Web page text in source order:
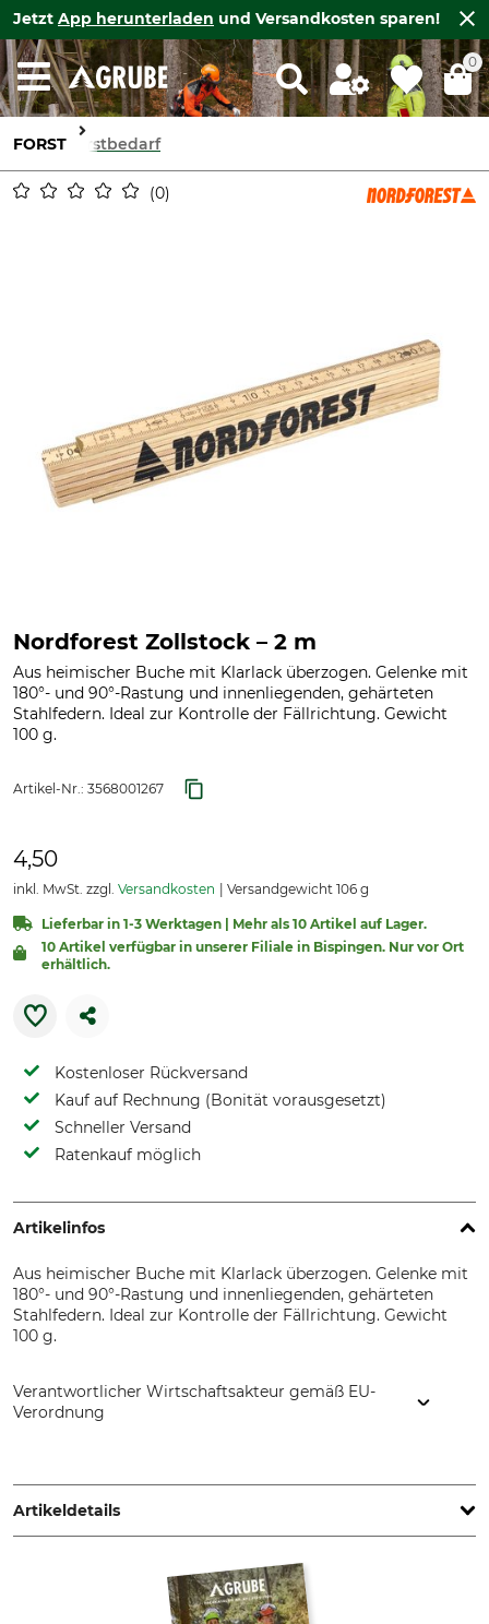
Jetzt App herunterladen und Versandkosten sparen!
0
FORST Forstbedarf
0
Nordforest Zollstock – 2 m
Aus heimischer Buche mit Klarlack überzogen. Gelenke mit
180°- und 90°-Rastung und innenliegenden, gehärteten
Stahlfedern. Ideal zur Kontrolle der Fällrichtung. Gewicht
100 g.
Artikel-Nr.: 3568001267
4,50
inkl. MwSt. zzgl. Versandkosten Versandgewicht 106 g
Lieferbar in 1-3 Werktagen | Mehr als 10 Artikel auf Lager.
10 Artikel verfügbar in unserer Filiale in Bispingen. Nur vor Ort
erhältlich.
Kostenloser Rückversand
Kauf auf Rechnung (Bonität vorausgesetzt)
Schneller Versand
Ratenkauf möglich
Artikelinfos
Aus heimischer Buche mit Klarlack überzogen. Gelenke mit
180°- und 90°-Rastung und innenliegenden, gehärteten
Stahlfedern. Ideal zur Kontrolle der Fällrichtung. Gewicht
100 g.
Verantwortlicher Wirtschaftsakteur gemäß EU-
Verordnung
www.grube.de
Artikeldetails
Produkttyp
Zollstock